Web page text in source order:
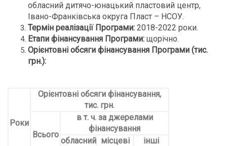
обласний дитячо-юнацький пластовий центр,
Івано-Франківська округа Пласт – НСОУ.
Термін реалізації Програми: 2018-2022 роки.
Етапи фінансування Програми: щорічно.
Орієнтовні обсяги фінансування Програми (тис.
грн.):
Роки
Орієнтовні обсяги фінансування,
тис. грн.
Всього
в т. ч. за джерелами
фінансування
обласний місцеві
інші